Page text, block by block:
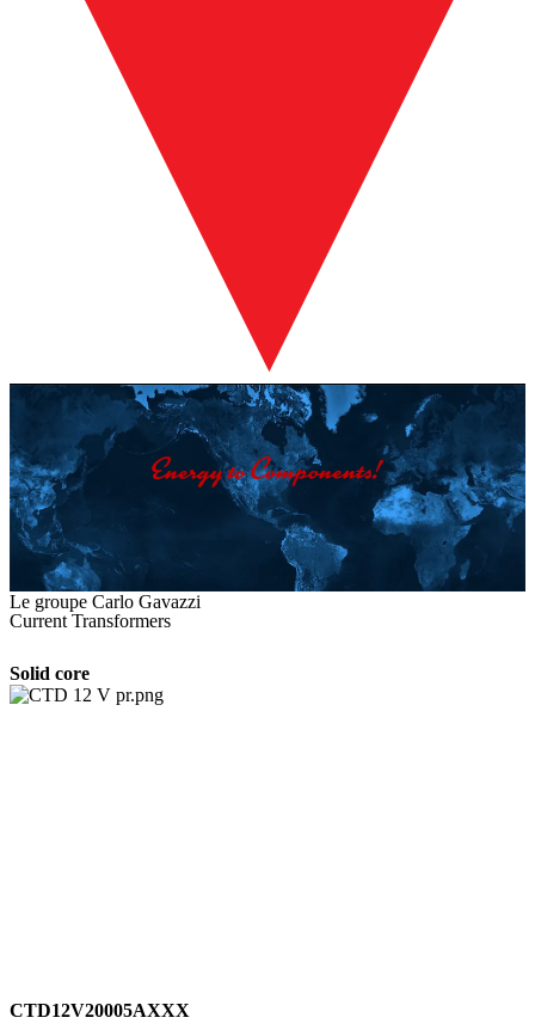
Le groupe Carlo Gavazzi
Current Transformers
Solid core
CTD12V20005AXXX